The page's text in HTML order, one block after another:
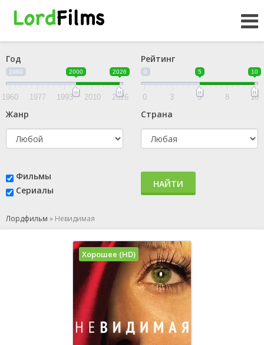
Год
1960 2000 2026
1960 1977 1993 2010 2026
Рейтинг
0 5 10
0 3 5 8 10
Жанр Страна
Фильмы
Сериалы
НАЙТИ
Лордфильм » Невидимая
Хорошее (HD)